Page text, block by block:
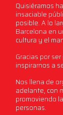
Quisiéramos
insaciable
posible. A lo
Barcelona en
cultura y el
Gracias por
inspirarnos a
Nos llena de
adelante, con
promoviendo
personas.